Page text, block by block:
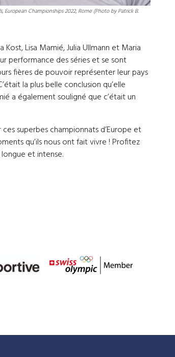
Championships 2022, Rome (Photo by Patrick B.
Lisa Mamié, Julia Ullmann et Maria
performance des séries et se sont
fières de pouvoir représenter leur pays
la plus belle conclusion qu’elle
a également souligné que c’était un
superbes championnats d’Europe et
qu’ils nous ont fait vivre ! Profitez
et intense.